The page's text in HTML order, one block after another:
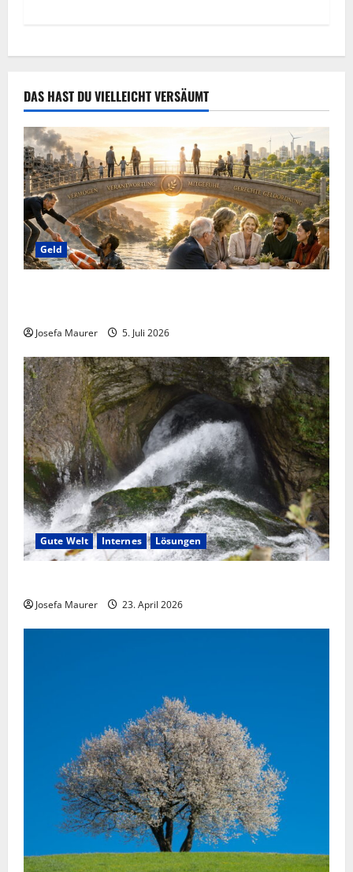
DAS HAST DU VIELLEICHT VERSÄUMT
Geld
Josefa Maurer 5. Juli 2026
Gute Welt Internes Lösungen
Josefa Maurer 23. April 2026